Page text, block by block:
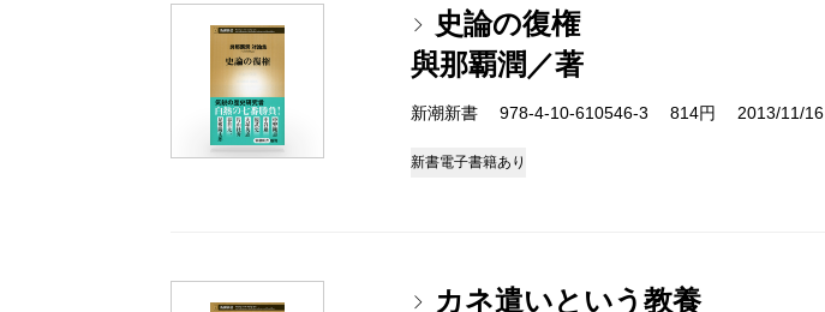
史論の復権
與那覇潤／著
新潮新書 978-4-10-610546-3 814円 2013/11/16
新書電子書籍あり
カネ遣いという教養